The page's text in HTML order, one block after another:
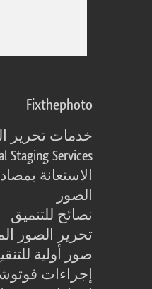
Fixthephoto
خدمات تحرير
Staging Services
الاستعانة
الصور
نصائح للتنميق
تحرير الصور
صور أولية
إجراءات